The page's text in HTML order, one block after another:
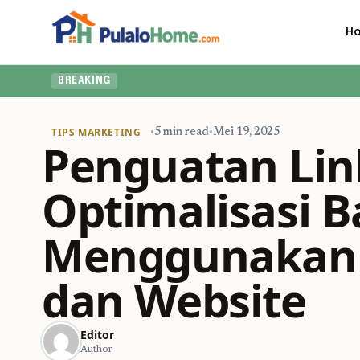
BREAKING
TIPS MARKETING •5 min read•Mei 19, 2025
Penguatan
Optimalisasi
dan Website
Editor
Author